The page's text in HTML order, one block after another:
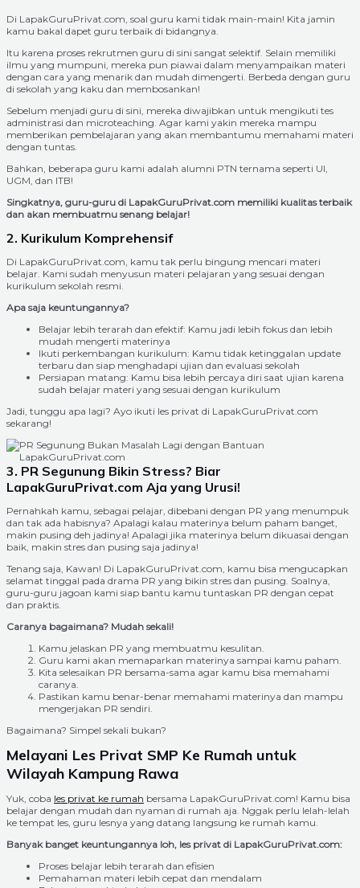
Di LapakGuruPrivat.com, soal guru kami tidak main-main! Kita jamin
kamu bakal dapet guru terbaik di bidangnya.
Itu karena proses rekrutmen guru di sini sangat selektif. Selain memiliki
ilmu yang mumpuni, mereka pun piawai dalam menyampaikan materi
dengan cara yang menarik dan mudah dimengerti. Berbeda dengan guru
di sekolah yang kaku dan membosankan!
Sebelum menjadi guru di sini, mereka diwajibkan untuk mengikuti tes
administrasi dan microteaching. Agar kami yakin mereka mampu
memberikan pembelajaran yang akan membantumu memahami materi
dengan tuntas.
Bahkan, beberapa guru kami adalah alumni PTN ternama seperti UI,
UGM, dan ITB!
Singkatnya, guru-guru di LapakGuruPrivat.com memiliki kualitas terbaik
dan akan membuatmu senang belajar!
2. Kurikulum Komprehensif
Di LapakGuruPrivat.com, kamu tak perlu bingung mencari materi
belajar. Kami sudah menyusun materi pelajaran yang sesuai dengan
kurikulum sekolah resmi.
Apa saja keuntungannya?
Belajar lebih terarah dan efektif: Kamu jadi lebih fokus dan lebih
mudah mengerti materinya
Ikuti perkembangan kurikulum: Kamu tidak ketinggalan update
terbaru dan siap menghadapi ujian dan evaluasi sekolah
Persiapan matang: Kamu bisa lebih percaya diri saat ujian karena
sudah belajar materi yang sesuai dengan kurikulum
Jadi, tunggu apa lagi? Ayo ikuti les privat di LapakGuruPrivat.com
sekarang!
3. PR Segunung Bikin Stress? Biar
LapakGuruPrivat.com Aja yang Urusi!
Pernahkah kamu, sebagai pelajar, dibebani dengan PR yang menumpuk
dan tak ada habisnya? Apalagi kalau materinya belum paham banget,
makin pusing deh jadinya! Apalagi jika materinya belum dikuasai dengan
baik, makin stres dan pusing saja jadinya!
Tenang saja, Kawan! Di LapakGuruPrivat.com, kamu bisa mengucapkan
selamat tinggal pada drama PR yang bikin stres dan pusing. Soalnya,
guru-guru jagoan kami siap bantu kamu tuntaskan PR dengan cepat
dan praktis.
Caranya bagaimana? Mudah sekali!
Kamu jelaskan PR yang membuatmu kesulitan.
Guru kami akan memaparkan materinya sampai kamu paham.
Kita selesaikan PR bersama-sama agar kamu bisa memahami
caranya.
Pastikan kamu benar-benar memahami materinya dan mampu
mengerjakan PR sendiri.
Bagaimana? Simpel sekali bukan?
Melayani Les Privat SMP Ke Rumah untuk
Wilayah Kampung Rawa
Yuk, coba les privat ke rumah bersama LapakGuruPrivat.com! Kamu bisa
belajar dengan mudah dan nyaman di rumah aja. Nggak perlu lelah-lelah
ke tempat les, guru lesnya yang datang langsung ke rumah kamu.
Banyak banget keuntungannya loh, les privat di LapakGuruPrivat.com:
Proses belajar lebih terarah dan efisien
Pemahaman materi lebih cepat dan mendalam